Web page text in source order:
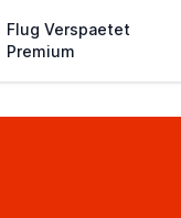
Flug Verspaetet
Premium